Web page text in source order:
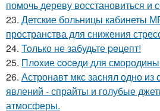
помочь дереву восстановиться и
23. Детские больницы кабинеты
пространства для снижения
24. Toлько не забудьте peцепт!
25. Плoxие coceди для
26. Астронавт мкс заснял одно
явлений - спрайты и голубые
атмосферы.